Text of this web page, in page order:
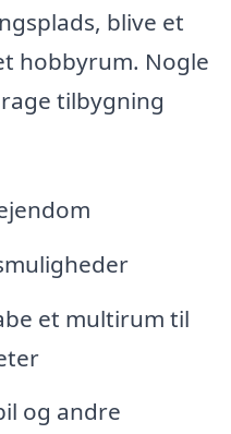
blive et
hobbyrum. Nogle
tilbygning
et multirum til
og andre